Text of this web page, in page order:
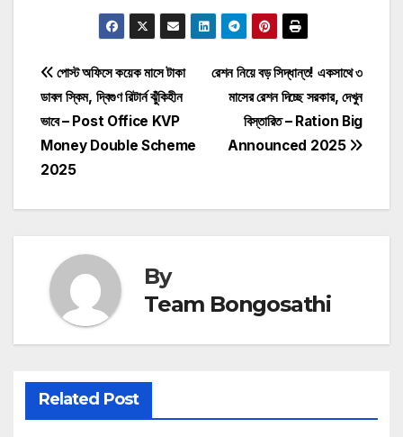
Post
navigation
রেশন নিয়ে বড় সিদ্ধান্ত! একসাথে ৩
মাসের রেশন দিচ্ছে সরকার, দেখুন
বিস্তারিত – Ration Big
Announced 2025
পোস্ট অফিসে কয়েক মাসে টাকা
ডাবল স্কিম, দ্বিগুণ রিটার্ন ঝুঁকিহীন
ভাবে – Post Office KVP
Money Double Scheme
2025
By
Team Bongosathi
Related Post